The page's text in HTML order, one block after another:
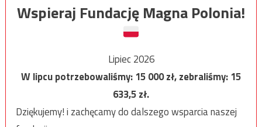
Wspieraj Fundację Magna Polonia!
Lipiec 2026
W lipcu potrzebowaliśmy:15 000zł, zebraliśmy:15
633,5zł.
Dziękujemy! i zachęcamy do dalszego wsparcia naszej